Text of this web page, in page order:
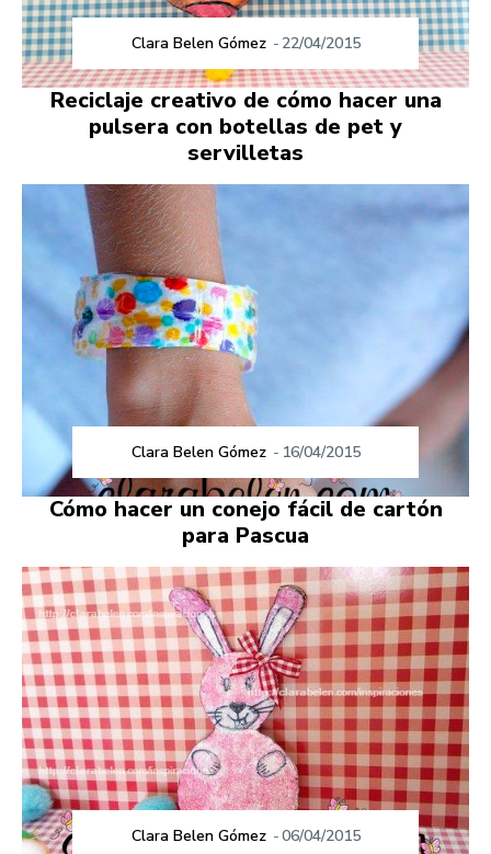
Clara Belen Gómez - 22/04/2015
Reciclaje creativo de cómo hacer una
pulsera con botellas de pet y
servilletas
Clara Belen Gómez - 16/04/2015
Cómo hacer un conejo fácil de cartón
para Pascua
Clara Belen Gómez -06/04/2015